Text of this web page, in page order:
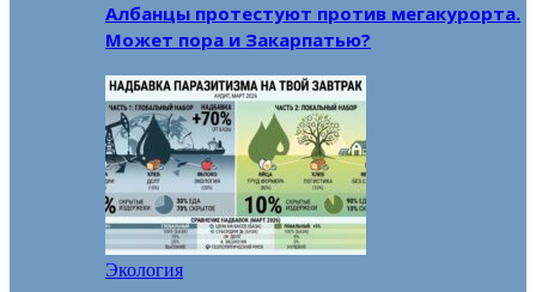
Албанцы протестуют против мегакурорта.
Может пора и Закарпатью?
Экология